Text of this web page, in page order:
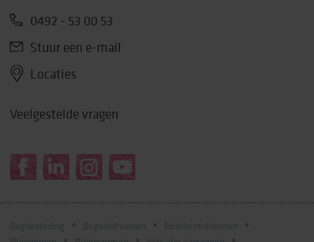
0492 - 53 00 53
Stuur een e-mail
Locaties
Veelgestelde vragen